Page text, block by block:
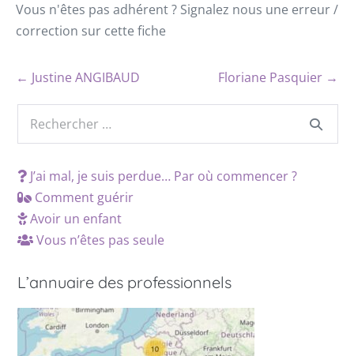
Vous n'êtes pas adhérent ? Signalez nous une erreur /
correction sur cette fiche
← Justine ANGIBAUD Floriane Pasquier →
J’ai mal, je suis perdue… Par où commencer ?
Comment guérir
Avoir un enfant
Vous n’êtes pas seule
L’annuaire des professionnels